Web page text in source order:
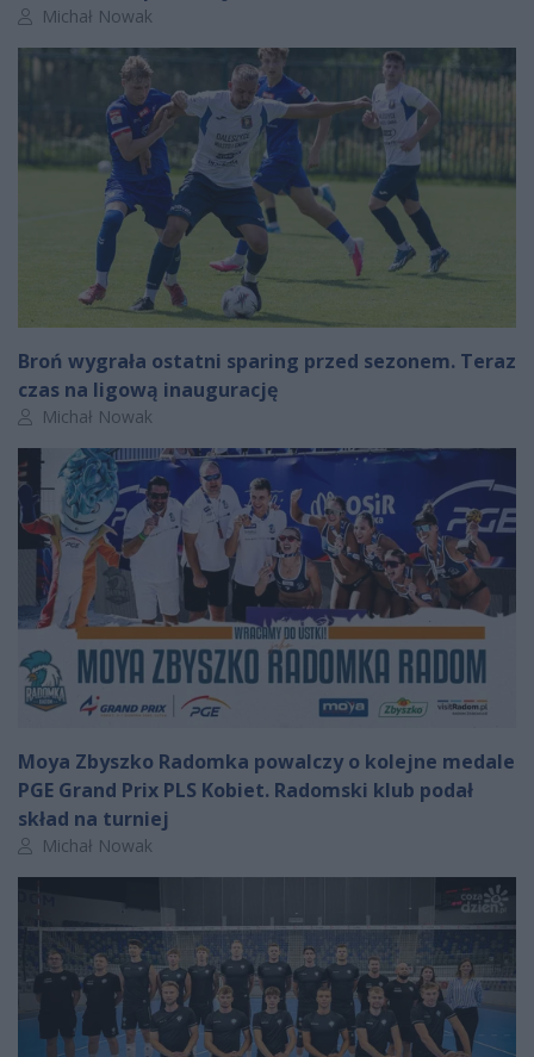
Autor artykułu:
Michał Nowak
Broń wygrała ostatni sparing przed sezonem. Teraz
czas na ligową inaugurację
Autor artykułu:
Michał Nowak
Moya Zbyszko Radomka powalczy o kolejne medale
PGE Grand Prix PLS Kobiet. Radomski klub podał
skład na turniej
Autor artykułu:
Michał Nowak